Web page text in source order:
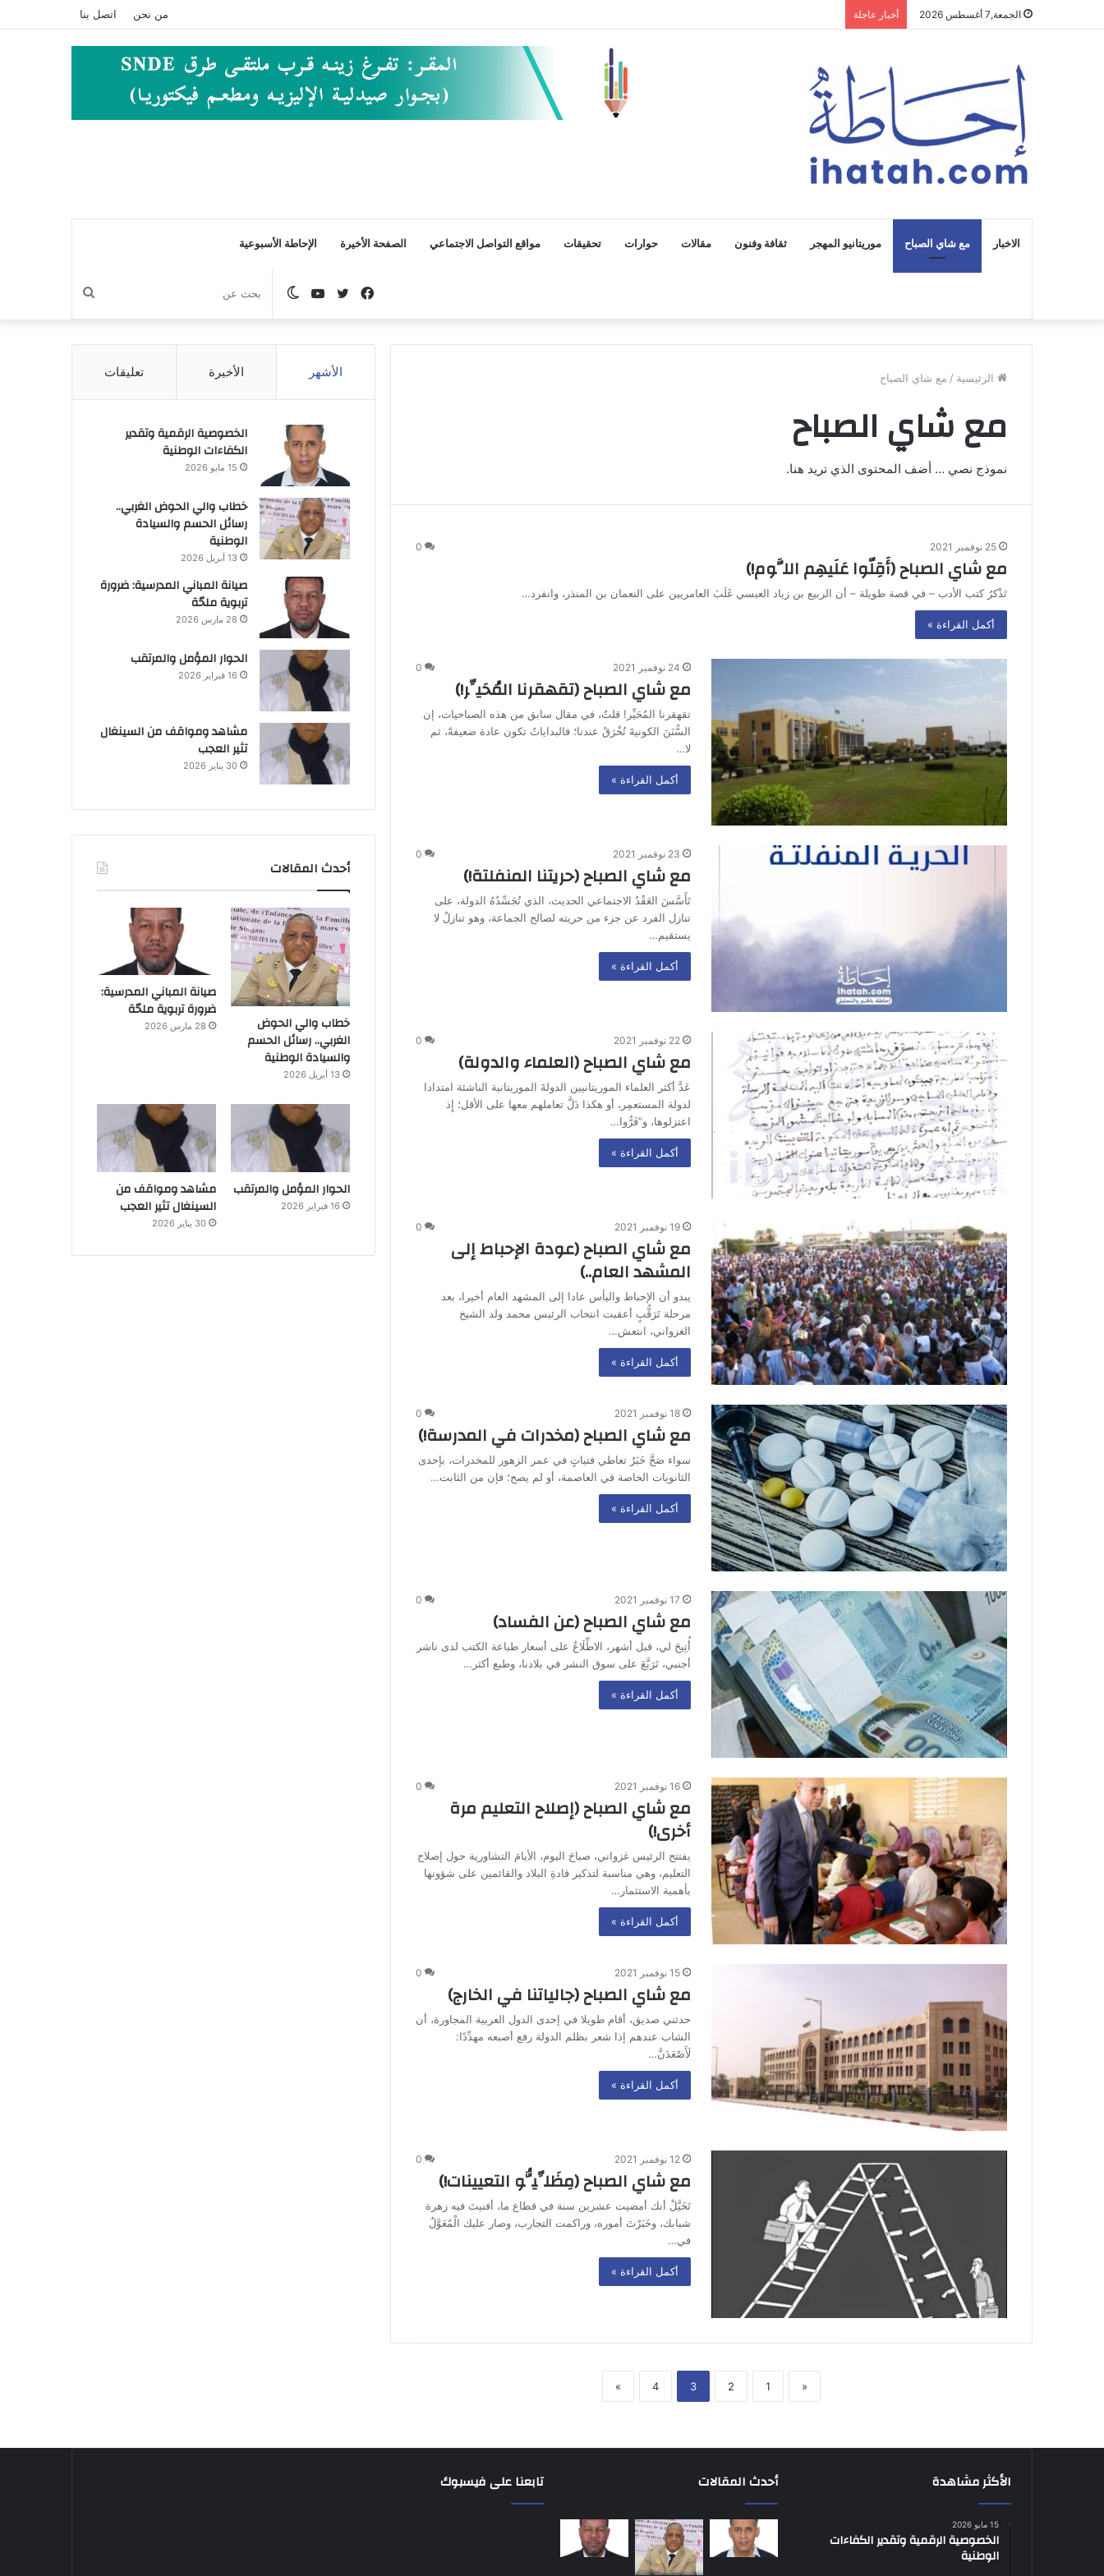
الجمعة,7 أغسطس 2026 أخبار عاجلة من نحن اتصل بنا
الاخبار مع شاي الصباح موريتانيو المهجر ثقافة وفنون مقالات حوارات تحقيقات مواقع التواصل الاجتماعي الصفحة الأخيرة الإحاطة الأسبوعية
بحث
عن
الوضع
المظلم
يوتيوبتويتر
فيسبوك
الرئيسية / مع شاي الصباح
مع شاي الصباح
نموذج نصي … أضف المحتوى الذي تريد هنا.
25 نوفمبر 2021 0
مع شاي الصباح (أَقِلّوا عَلَيهِم اللَّوم!)
تَذْكرُ كتب الأدب – في قصة طويلة – أن الربيع بن زياد العبسي غَلَبَ العامريين على النعمان بن المنذر، وانفرد…
أكمل القراءة »
24 نوفمبر 2021 0
مع شاي الصباح (تقهقرنا المُحَيِّر!)
تقهقرنا المُحَيِّر! قلتُ، في مقال سابق من هذه الصباحيات، إن
السُّنَنَ الكونيةَ تُخْرَقُ عندنا؛ فالبداياتُ تكون عادة ضعيفةً، ثم
لا…
أكمل القراءة »
23 نوفمبر 2021 0
مع شاي الصباح (حريتنا المنفلتة!)
تَأَسَّسَ العَقْدُ الاجتماعي الحديث، الذي تُجَسِّدُهُ الدولة، على
تنازل الفرد عن جزء من حريته لصالح الجماعة، وهو تنازلٌ لا
يستقيم…
أكمل القراءة »
22 نوفمبر 2021 0
مع شاي الصباح (العلماء والدولة)
عَدَّ أكثر العلماء الموريتانيين الدولةَ الموريتانية الناشئة امتدادا
لدولة المستعمِر، أو هكذا دَلَّ تعاملهم معها على الأقل؛ إِذ
اعتزلوها، و”فَرُّوا…
أكمل القراءة »
19 نوفمبر 2021 0
مع شاي الصباح (عودة الإحباط إلى
المشهد العام..)
يبدو أن الإحباط واليأس عادا إلى المشهد العام أخيرا، بعد
مرحلة تَرَقُّبٍ أعقبت انتخاب الرئيس محمد ولد الشيخ
الغزواني، انتعش…
أكمل القراءة »
18 نوفمبر 2021 0
مع شاي الصباح (مخدرات في المدرسة!)
سواء صَحَّ خَبَرُ تعاطي فتياتٍ في عمر الزهور للمخدرات، بإحدى
الثانويات الخاصة في العاصمة، أو لم يصح؛ فإن من الثابت…
أكمل القراءة »
17 نوفمبر 2021 0
مع شاي الصباح (عن الفساد)
أُتِيحَ لي، قبل أشهر، الاطِّلَاعُ على أسعار طباعة الكتب لدى ناشر
أجنبي، تَرَبَّعَ على سوق النشر في بلادنا، وطبع أكثر…
أكمل القراءة »
16 نوفمبر 2021 0
مع شاي الصباح (إصلاح التعليم مرة
أخرى!)
يفتتح الرئيس غزواني، صباحَ اليوم، الأيامَ التشاورية حول إصلاح
التعليم، وهي مناسبة لتذكير قادةِ البلاد والقائمين على شؤونها
بأهمية الاستثمار…
أكمل القراءة »
15 نوفمبر 2021 0
مع شاي الصباح (جالياتنا في الخارج)
حدثني صديق، أقام طويلا في إحدى الدول العربية المجاورة، أن
الشاب عندهم إذا شعر بظلم الدولة رفع أصبعه مهدِّدًا:
لَأَصْعَدَنَّ…
أكمل القراءة »
12 نوفمبر 2021 0
مع شاي الصباح (مِظَلِّيُّو التعيينات!)
تَخَيَّلْ أنك أمضيت عشرين سنة في قطاع ما، أفنيتَ فيه زهرة
شبابك، وخَبَرْتَ أموره، وراكمت التجارب، وصار عليك الْمُعَوَّلُ
في…
أكمل القراءة »
«
1
2
3
4
»
الأشهر الأخيرة تعليقات
الخصوصية الرقمية وتقدير
الكفاءات الوطنية
15 مايو 2026
خطاب والي الحوض الغربي..
رسائل الحسم والسيادة
الوطنية
13 أبريل 2026
صيانة المباني المدرسية: ضرورة
تربوية ملحّة
28 مارس 2026
الحوار المؤمل والمرتقب
16 فبراير 2026
مشاهد ومواقف من السينغال
تثير العجب
30 يناير 2026
أحدث المقالات
خطاب والي الحوض
الغربي.. رسائل الحسم
والسيادة الوطنية
13 أبريل 2026
صيانة المباني المدرسية:
ضرورة تربوية ملحّة
28 مارس 2026
الحوار المؤمل والمرتقب
16 فبراير 2026
مشاهد ومواقف من
السينغال تثير العجب
30 يناير 2026
الأكثر مشاهدة
15 مايو 2026
الخصوصية الرقمية وتقدير الكفاءات
الوطنية
أحدث المقالات تابعنا على فيسبوك